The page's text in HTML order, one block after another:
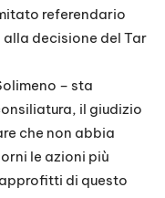
referendario
decisione del Tar
– sta
il giudizio
che non abbia
le azioni più
di questo